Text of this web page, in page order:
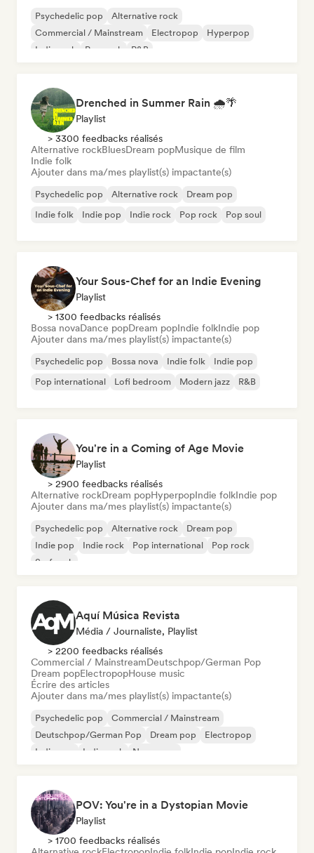
Psychedelic pop
Alternative rock
Commercial / Mainstream
Electropop
Hyperpop
Indie rock
Pop rock R&B
Drenched in Summer Rain 🌧️🌴
Playlist
> 3300 feedbacks réalisés
Alternative rockBluesDream popMusique de film
Indie folk
Ajouter dans ma/mes playlist(s) impactante(s)
Psychedelic pop Alternative rock
Dream pop
Indie folk
Indie pop Indie rock Pop rock Pop soul
Your Sous-Chef for an Indie Evening
Playlist
> 1300 feedbacks réalisés
Bossa novaDance popDream popIndie folkIndie pop
Ajouter dans ma/mes playlist(s) impactante(s)
Psychedelic pop Bossa nova Indie folk
Indie pop
Pop international
Lofi bedroom Modern jazz R&B
You're in a Coming of Age Movie
Playlist
> 2900 feedbacks réalisés
Alternative rockDream popHyperpopIndie folkIndie pop
Ajouter dans ma/mes playlist(s) impactante(s)
Psychedelic pop Alternative rock
Dream pop
Indie pop
Indie rock Pop international
Pop rock
Surf rock
Aquí Música Revista
Média / Journaliste, Playlist
> 2200 feedbacks réalisés
Commercial / MainstreamDeutschpop/German Pop
Dream popElectropopHouse music
Écrire des articles
Ajouter dans ma/mes playlist(s) impactante(s)
Psychedelic pop
Commercial / Mainstream
Deutschpop/German Pop
Dream pop
Electropop
Indie pop
Indie rock New wave
POV: You're in a Dystopian Movie
Playlist
> 1700 feedbacks réalisés